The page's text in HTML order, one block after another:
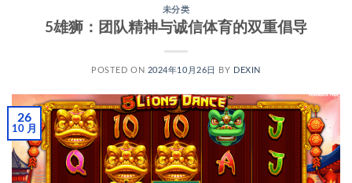
未分类
5雄狮：团队精神与诚信体育的双重倡导
POSTED ON 2024年10月26日 BY DEXIN
26
10 月